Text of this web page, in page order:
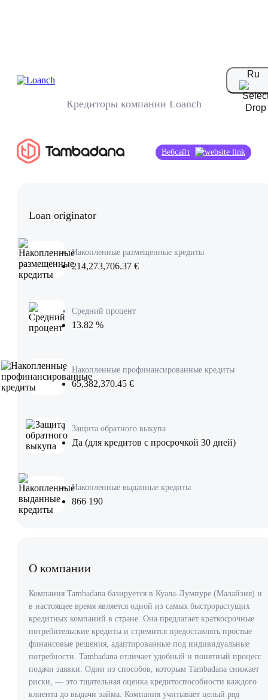
Ru
Кредиторы компании Loanch
Вебсайт
Loan originator
Накопленные размещенные кредиты
214,273,706.37 €
Средний процент
13.82 %
Накопленные профинансированные кредиты
65,382,370.45 €
Защита обратного выкупа
Да (для кредитов с просрочкой 30 дней)
Накопленные выданные кредиты
866 190
О компании
Компания Tambadana базируется в Куала-Лумпуре (Малайзия) и
в настоящее время является одной из самых быстрорастущих
кредитных компаний в стране. Она предлагает краткосрочные
потребительские кредиты и стремится предоставлять простые
финансовые решения, адаптированные под индивидуальные
потребности. Tambadana отличает удобный и понятный процесс
подачи заявки. Один из способов, которым Tambadana снижает
риски, — это тщательная оценка кредитоспособности каждого
клиента до выдачи займа. Компания учитывает целый ряд